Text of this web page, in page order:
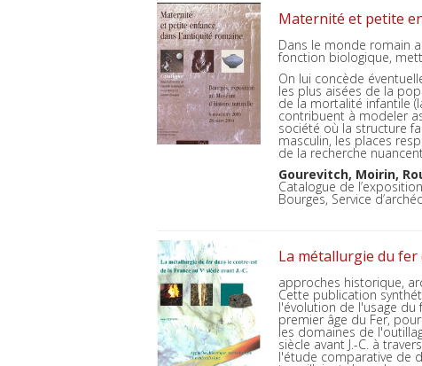
Maternité et petite
Dans le monde romain
fonction biologique,
On lui concède
les plus aisées de la
de la mortalité infantile
contribuent à modeler
société où la structure
masculin, les places
de la recherche
Gourevitch, Moirin,
Catalogue de
Bourges, Service
La métallurgie du fer
approches historique,
Cette publication
l'évolution de l'usage du
premier âge du Fer,
les domaines de
siècle avant J.-C. à
l'étude comparative de